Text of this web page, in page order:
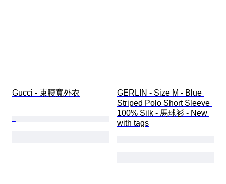
Gucci - 束腰寬外衣
GERLIN - Size M - Blue
Striped Polo Short Sleeve
100% Silk - 馬球衫 - New
with tags